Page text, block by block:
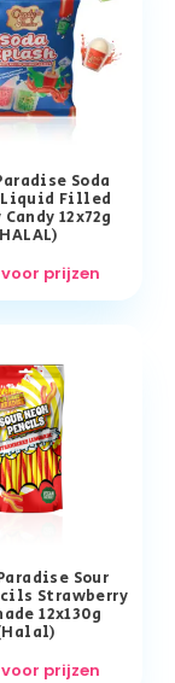
Soda
Liquid Filled
12x72g
prijzen
Sour
Strawberry
12x130g
prijzen